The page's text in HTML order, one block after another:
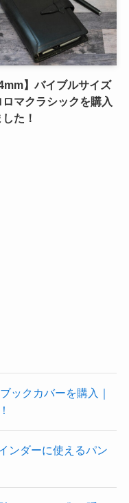
】バイブルサイズ
ロマクラシックを購入
した！
ックカバーを購入｜
ンダーに使えるパン